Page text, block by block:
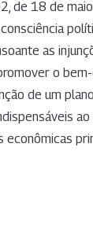
de 18 de
as
o
de um
econômicas